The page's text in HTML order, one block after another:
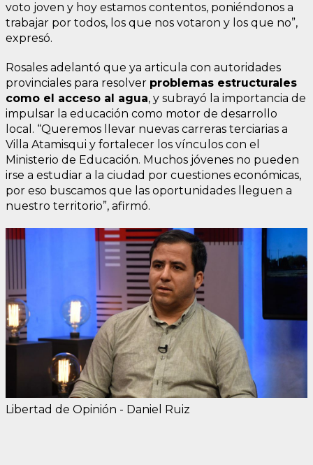
voto joven y hoy estamos contentos, poniéndonos a
trabajar por todos, los que nos votaron y los que no”,
expresó.
Rosales adelantó que ya articula con autoridades
provinciales para resolver problemas estructurales
como el acceso al agua, y subrayó la importancia de
impulsar la educación como motor de desarrollo
local. “Queremos llevar nuevas carreras terciarias a
Villa Atamisqui y fortalecer los vínculos con el
Ministerio de Educación. Muchos jóvenes no pueden
irse a estudiar a la ciudad por cuestiones económicas,
por eso buscamos que las oportunidades lleguen a
nuestro territorio”, afirmó.
Libertad de Opinión - Daniel Ruiz